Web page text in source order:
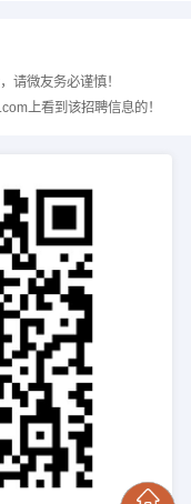
请微友务必谨慎！
上看到该招聘信息的！